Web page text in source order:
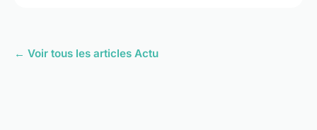
← Voir tous les articles Actu